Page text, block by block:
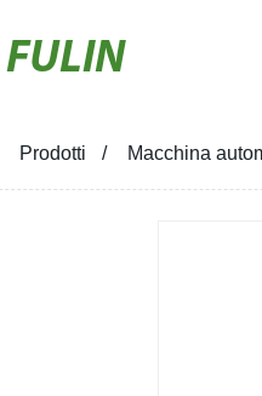
FULIN
Prodotti Macchina